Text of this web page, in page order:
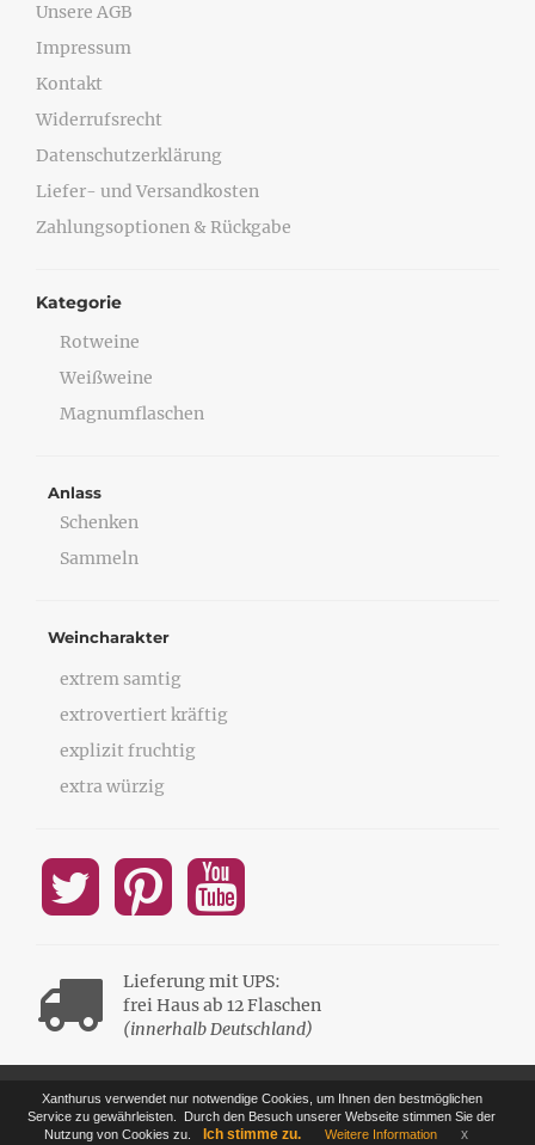
Unsere AGB
Impressum
Kontakt
Widerrufsrecht
Datenschutzerklärung
Liefer- und Versandkosten
Zahlungsoptionen & Rückgabe
Kategorie
Rotweine
Weißweine
Magnumflaschen
Anlass
Schenken
Sammeln
Weincharakter
extrem samtig
extrovertiert kräftig
explizit fruchtig
extra würzig
Lieferung mit UPS:
frei Haus ab 12 Flaschen
(innerhalb Deutschland)
Xanthurus verwendet nur notwendige Cookies, um Ihnen den bestmöglichen
Service zu gewährleisten. Durch den Besuch unserer Webseite stimmen Sie der
Nutzung von Cookies zu.
Ich stimme zu. Weitere Information x